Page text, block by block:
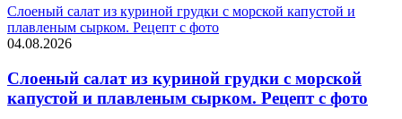
Слоеный салат из куриной грудки с морской капустой и
плавленым сырком. Рецепт с фото
04.08.2026
Слоеный салат из куриной грудки с морской
капустой и плавленым сырком. Рецепт с фото